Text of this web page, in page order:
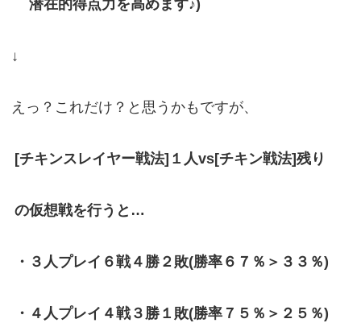
潜在的得点力を高めます♪)
↓
えっ？これだけ？と思うかもですが、
[チキンスレイヤー戦法]１人vs[チキン戦法]残り
の仮想戦を行うと…
・３人プレイ６戦４勝２敗(勝率６７％＞３３％)
・４人プレイ４戦３勝１敗(勝率７５％＞２５％)